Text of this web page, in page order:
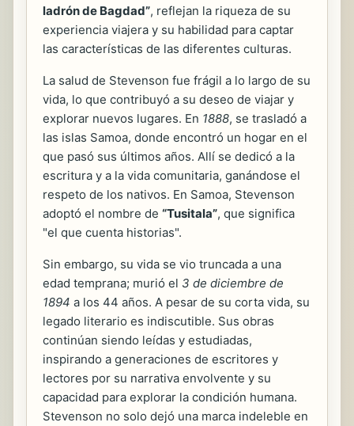
ladrón de Bagdad”, reflejan la riqueza de su
experiencia viajera y su habilidad para captar
las características de las diferentes culturas.
La salud de Stevenson fue frágil a lo largo de su
vida, lo que contribuyó a su deseo de viajar y
explorar nuevos lugares. En 1888, se trasladó a
las islas Samoa, donde encontró un hogar en el
que pasó sus últimos años. Allí se dedicó a la
escritura y a la vida comunitaria, ganándose el
respeto de los nativos. En Samoa, Stevenson
adoptó el nombre de “Tusitala”, que significa
"el que cuenta historias".
Sin embargo, su vida se vio truncada a una
edad temprana; murió el 3 de diciembre de
1894 a los 44 años. A pesar de su corta vida, su
legado literario es indiscutible. Sus obras
continúan siendo leídas y estudiadas,
inspirando a generaciones de escritores y
lectores por su narrativa envolvente y su
capacidad para explorar la condición humana.
Stevenson no solo dejó una marca indeleble en